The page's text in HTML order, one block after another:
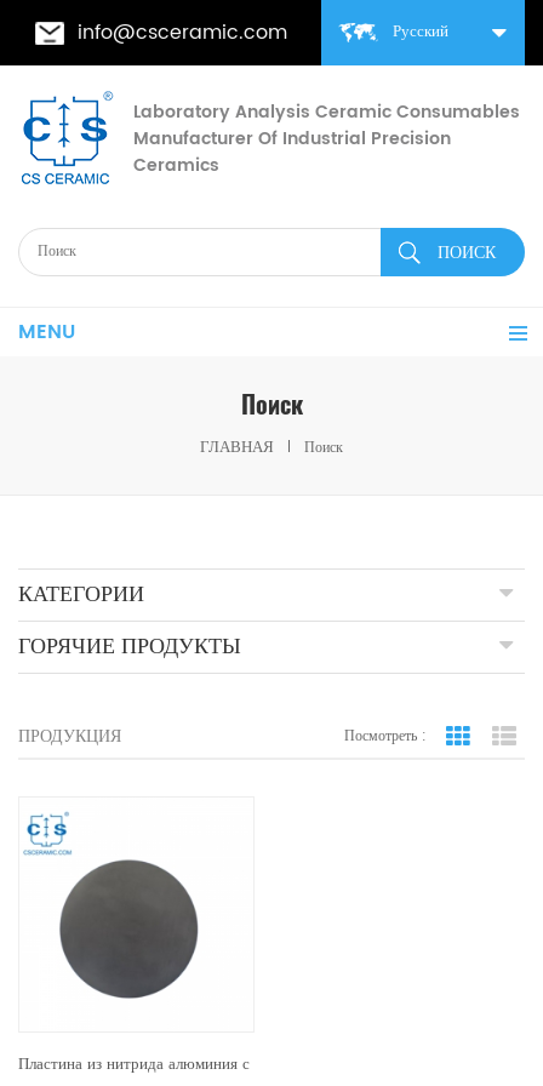
Русский
info@csceramic.com
Laboratory Analysis Ceramic Consumables
Manufacturer Of Industrial Precision
Ceramics
MENU
Поиск
ГЛАВНАЯ Поиск
КАТЕГОРИИ
ГОРЯЧИЕ ПРОДУКТЫ
ПРОДУКЦИЯ Посмотреть : вид сетки
Пластина из нитрида алюминия с